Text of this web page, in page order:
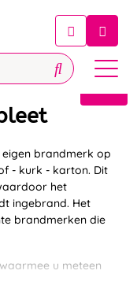
voor
brandmerk op
- kurk - karton. Dit
het
ingebrand. Het
brandmerken die
u meteen